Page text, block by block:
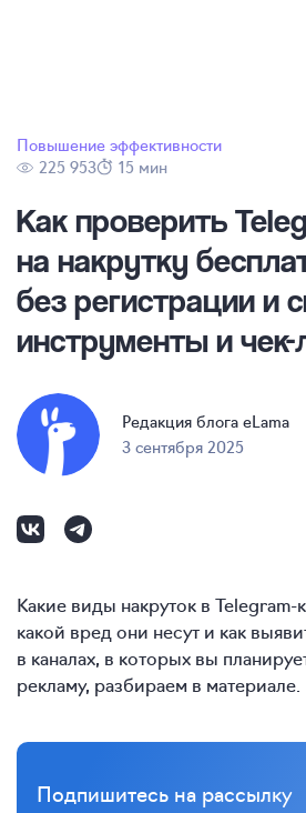
Повышение эффективности
225 953
15 мин
Как проверить
на накрутку
без регистрации и
инструменты ичек-
Редакция блога eLama
3 сентября 2025
Какие виды накруток в Telegram-
какой вред они несут и как
в каналах, в которых вы
рекламу, разбираем в материале.
Подпишитесь на рассылку